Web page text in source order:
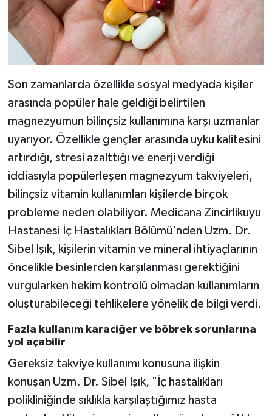
Son zamanlarda özellikle sosyal medyada kişiler
arasında popüler hale geldiği belirtilen
magnezyumun bilinçsiz kullanımına karşı uzmanlar
uyarıyor. Özellikle gençler arasında uyku kalitesini
artırdığı, stresi azalttığı ve enerji verdiği
iddiasıyla popülerleşen magnezyum takviyeleri,
bilinçsiz vitamin kullanımları kişilerde birçok
probleme neden olabiliyor. Medicana Zincirlikuyu
Hastanesi İç Hastalıkları Bölümü'nden Uzm. Dr.
Sibel Işık, kişilerin vitamin ve mineral ihtiyaçlarının
öncelikle besinlerden karşılanması gerektiğini
vurgularken hekim kontrolü olmadan kullanımların
oluşturabileceği tehlikelere yönelik de bilgi verdi.
Fazla kullanım karaciğer ve böbrek sorunlarına
yol açabilir
Gereksiz takviye kullanımı konusuna ilişkin
konuşan Uzm. Dr. Sibel Işık, "İç hastalıkları
polikliniğinde sıklıkla karşılaştığımız hasta